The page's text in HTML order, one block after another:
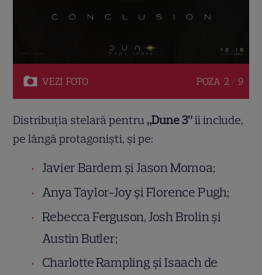
VEZI FOTO POZA 2 / 9
Distribuția stelară pentru „Dune 3”îi include,
pe lângă protagoniști, și pe:
Javier Bardem și Jason Momoa;
Anya Taylor-Joy și Florence Pugh;
Rebecca Ferguson, Josh Brolin și
Austin Butler;
Charlotte Rampling și Isaach de